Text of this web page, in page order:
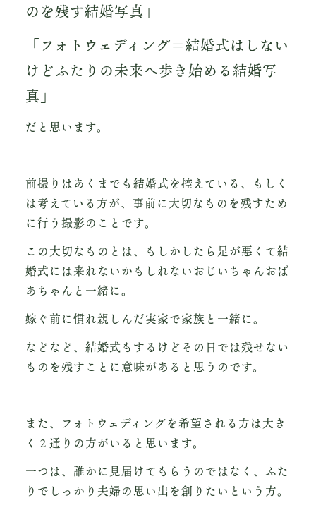
のを残す結婚写真」
「フォトウェディング＝結婚式はしない
けどふたりの未来へ歩き始める結婚写
真」
だと思います。
前撮りはあくまでも結婚式を控えている、もしく
は考えている方が、事前に大切なものを残すため
に行う撮影のことです。
この大切なものとは、もしかしたら足が悪くて結
婚式には来れないかもしれないおじいちゃんおば
あちゃんと一緒に。
嫁ぐ前に慣れ親しんだ実家で家族と一緒に。
などなど、 結婚式もするけどその日では残せない
ものを残すことに意味があると思うのです。
また、フォトウェディングを希望される方は大き
く２通りの方がいると思います。
一つは、誰かに見届けてもらうのではなく、ふた
りでしっかり夫婦の思い出を創りたいという方。